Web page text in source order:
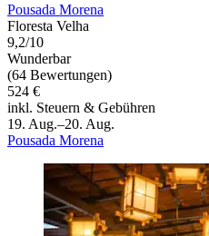
Pousada Morena
Floresta Velha
9,2/10
Wunderbar
(64 Bewertungen)
524 €
inkl. Steuern & Gebühren
19. Aug.–20. Aug.
Pousada Morena